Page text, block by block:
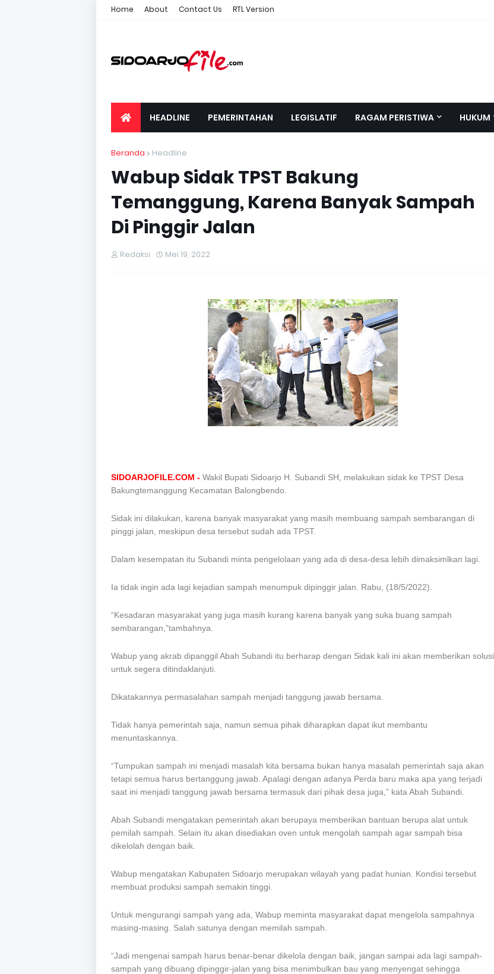
Home About Contact Us RTL Version
HEADLINE PEMERINTAHAN LEGISLATIF RAGAM PERISTIWA HUKUM
Beranda Headline
Wabup Sidak TPST Bakung
Temanggung, Karena Banyak Sampah
Di Pinggir Jalan
Redaksi Mei 19, 2022
SIDOARJOFILE.COM - Wakil Bupati Sidoarjo H. Subandi SH, melakukan sidak ke TPST Desa
Bakungtemanggung Kecamatan Balongbendo.
Sidak ini dilakukan, karena banyak masyarakat yang masih membuang sampah sembarangan di
pinggi jalan, meskipun desa tersebut sudah ada TPST.
Dalam kesempatan itu Subandi minta pengelolaan yang ada di desa-desa lebih dimaksimlkan lagi.
Ia tidak ingin ada lagi kejadian sampah menumpuk dipinggir jalan. Rabu, (18/5/2022).
“Kesadaran masyarakat yang juga masih kurang karena banyak yang suka buang sampah
sembarangan,”tambahnya.
Wabup yang akrab dipanggil Abah Subandi itu berharap dengan Sidak kali ini akan memberikan solusi
untuk segera ditindaklanjuti.
Dikatakannya permasalahan sampah menjadi tanggung jawab bersama.
Tidak hanya pemerintah saja, namun semua pihak diharapkan dapat ikut membantu
menuntaskannya.
“Tumpukan sampah ini menjadi masalah kita bersama bukan hanya masalah pemerintah saja akan
tetapi semua harus bertanggung jawab. Apalagi dengan adanya Perda baru maka apa yang terjadi
saat ini menjadi tanggung jawab bersama termasuk dari pihak desa juga,” kata Abah Subandi.
Abah Subandi mengatakan pemerintah akan berupaya memberikan bantuan berupa alat untuk
pemilah sampah. Selain itu akan disediakan oven untuk mengolah sampah agar sampah bisa
dikelolah dengan baik.
Wabup mengatakan Kabupaten Sidoarjo merupakan wilayah yang padat hunian. Kondisi tersebut
membuat produksi sampah semakin tinggi.
Untuk mengurangi sampah yang ada, Wabup meminta masyarakat dapat mengelola sampahnya
masing-masing. Salah satunya dengan memilah sampah.
“Jadi mengenai sampah harus benar-benar dikelola dengan baik, jangan sampai ada lagi sampah-
sampah yang dibuang dipinggir-jalan yang bisa menimbulkan bau yang menyengat sehingga